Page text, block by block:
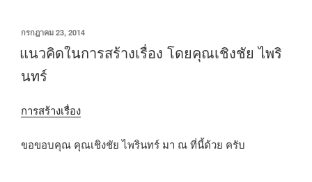
เขียน
ที่
กรกฎาคม 23, 2014
แนวคิดในการสร้างเรื่อง โดยคุณเชิงชัย ไพริ
นทร์
การสร้างเรื่อง
ขอขอบคุณ คุณเชิงชัย ไพรินทร์ มา ณ ที่นี้ด้วย ครับ